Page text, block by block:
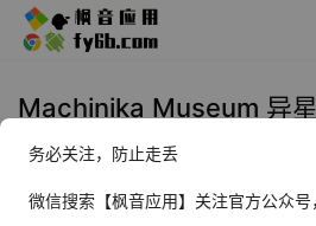
Machinika Museum 异
Windows
星装置博物馆
务必关注，防止走丢
微信搜索【枫音应用】关注官方公众